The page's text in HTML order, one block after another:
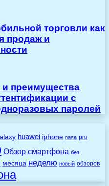
торговли как
продаж и
преимущества
с
паролей
huawei iphone nasa pro
Обзор смартфона без
месяца неделю новый обзоров